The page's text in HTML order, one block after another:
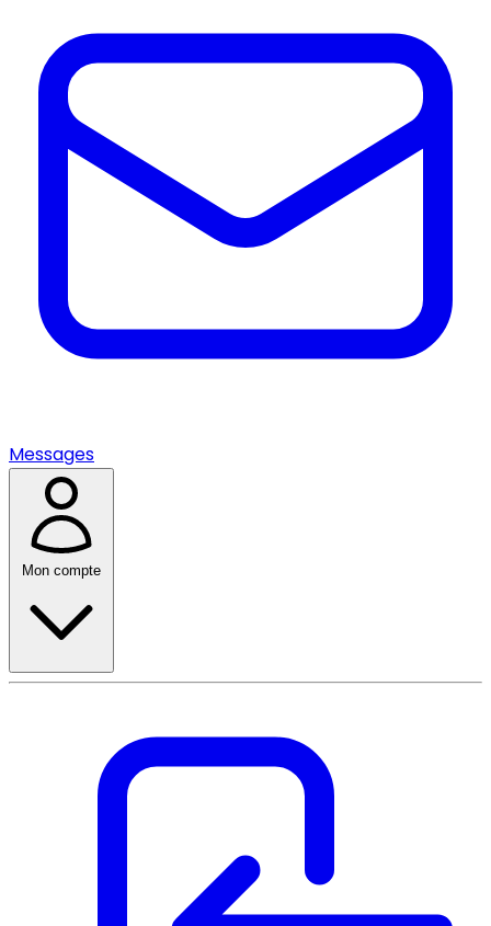
Messages
Mon compte